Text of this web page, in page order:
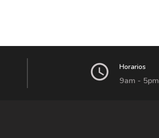
Horarios
9am - 5pm